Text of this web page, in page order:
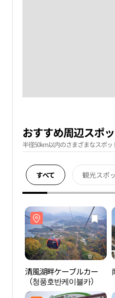
おすすめ周辺スポ
半径50km以内のさまざまなスポッ
すべて 観光スポ
清風湖畔ケーブルカー
（청풍호반케이블카）